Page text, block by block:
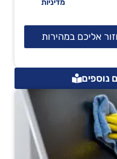
מדיניות
אליכם במהירות
נוספים